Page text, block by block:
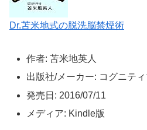
Dr.苫米地式の脱洗脳禁煙術
作者: 苫米地英人
出版社/メーカー: コグニテ
発売日: 2016/07/11
メディア: Kindle版